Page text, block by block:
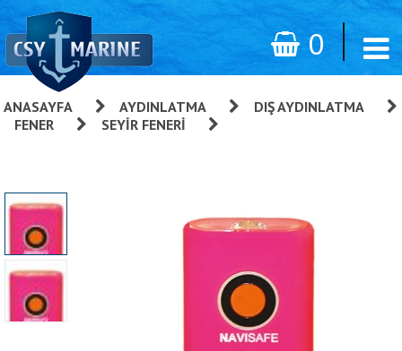
0
ANASAYFA »AYDINLATMA
DIŞ AYDINLATMA
FENER SEYIR FENERI